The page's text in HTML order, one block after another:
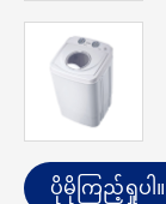
ပိုမိုကြည့်ရှုပါ။